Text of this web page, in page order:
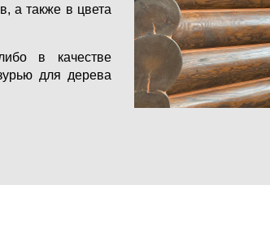
а также в цвета
в качестве
для дерева